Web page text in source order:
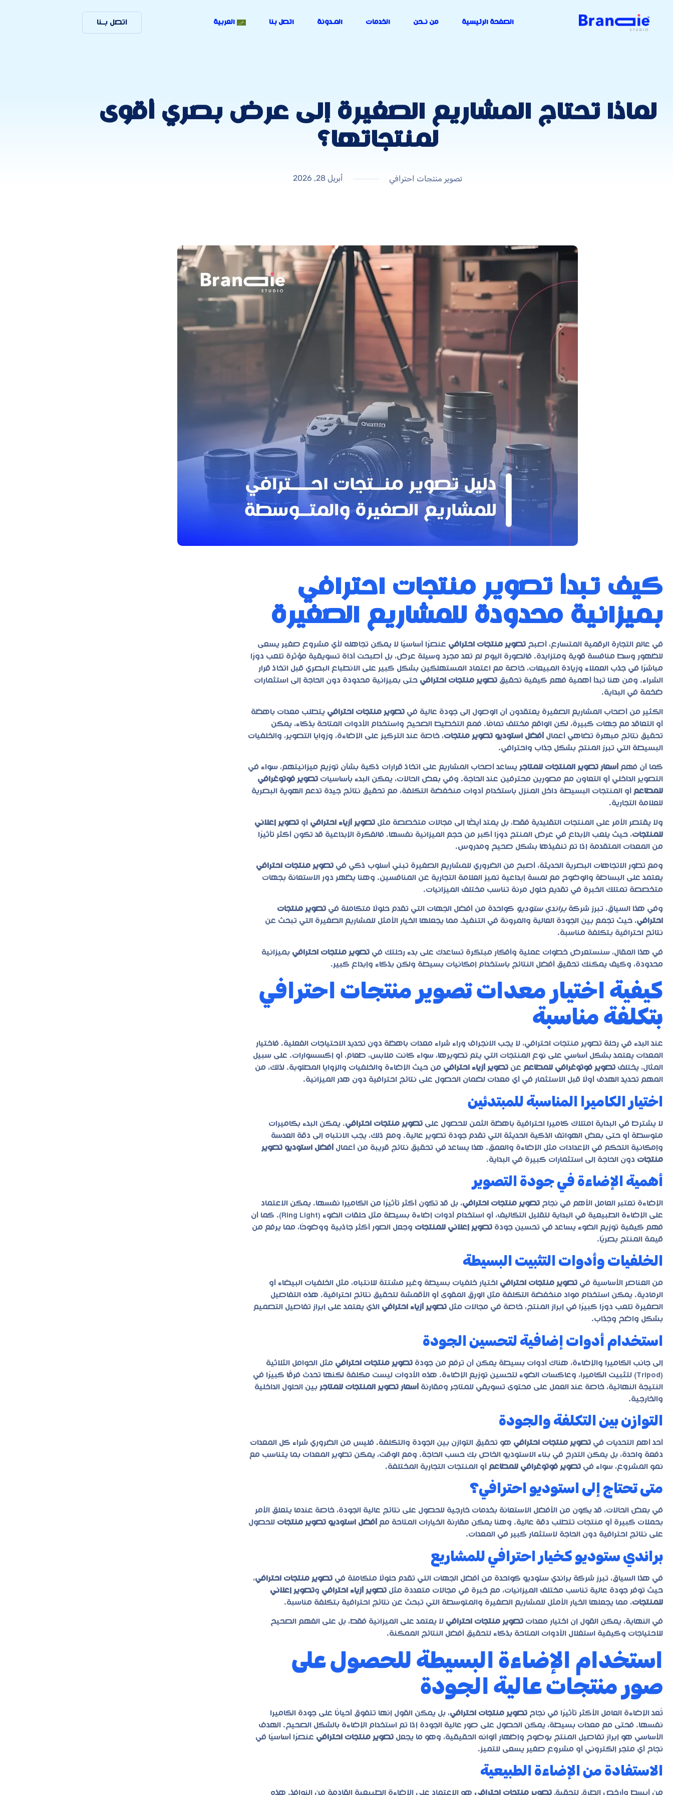
الصفحة الرئيسية من نـحن الخدمات المـدونة اتصل بنا العربية اتصل بـنا
لماذا تحتاج المشاريع الصغيرة إلى عرض بصري أقوى
لمنتجاتها؟
تصوير منتجات احترافي أبريل 28, 2026
كيف تبدأ تصوير منتجات احترافي
بميزانية محدودة للمشاريع الصغيرة
في عالم التجارة الرقمية المتسارع، أصبح تصوير منتجات احترافي عنصرًا أساسيًا لا يمكن تجاهله لأي مشروع صغير يسعى
للظهور وسط منافسة قوية ومتزايدة. فالصورة اليوم لم تعد مجرد وسيلة عرض، بل أصبحت أداة تسويقية مؤثرة تلعب دورًا
مباشرًا في جذب العملاء وزيادة المبيعات، خاصة مع اعتماد المستهلكين بشكل كبير على الانطباع البصري قبل اتخاذ قرار
الشراء. ومن هنا تبدأ أهمية فهم كيفية تحقيق تصوير منتجات احترافي حتى بميزانية محدودة دون الحاجة إلى استثمارات
ضخمة في البداية.
الكثير من أصحاب المشاريع الصغيرة يعتقدون أن الوصول إلى جودة عالية في تصوير منتجات احترافي يتطلب معدات باهظة
أو التعاقد مع جهات كبيرة، لكن الواقع مختلف تمامًا. فمع التخطيط الصحيح واستخدام الأدوات المتاحة بذكاء، يمكن
تحقيق نتائج مبهرة تضاهي أعمال أفضل استوديو تصوير منتجات، خاصة عند التركيز على الإضاءة، وزوايا التصوير، والخلفيات
البسيطة التي تبرز المنتج بشكل جذاب واحترافي.
كما أن فهم أسعار تصوير المنتجات للمتاجر يساعد أصحاب المشاريع على اتخاذ قرارات ذكية بشأن توزيع ميزانيتهم، سواء في
التصوير الداخلي أو التعاون مع مصورين محترفين عند الحاجة. وفي بعض الحالات، يمكن البدء بأساسيات تصوير فوتوغرافي
للمطاعم أو المنتجات البسيطة داخل المنزل باستخدام أدوات منخفضة التكلفة، مع تحقيق نتائج جيدة تدعم الهوية البصرية
للعلامة التجارية.
ولا يقتصر الأمر على المنتجات التقليدية فقط، بل يمتد أيضًا إلى مجالات متخصصة مثل تصوير أزياء احترافي أو تصوير إعلاني
للمنتجات، حيث يلعب الإبداع في عرض المنتج دورًا أكبر من حجم الميزانية نفسها. فالفكرة الإبداعية قد تكون أكثر تأثيرًا
من المعدات المتقدمة إذا تم تنفيذها بشكل صحيح ومدروس.
ومع تطور الاتجاهات البصرية الحديثة، أصبح من الضروري للمشاريع الصغيرة تبني أسلوب ذكي في تصوير منتجات احترافي
يعتمد على البساطة والوضوح مع لمسة إبداعية تميز العلامة التجارية عن المنافسين. وهنا يظهر دور الاستعانة بجهات
متخصصة تمتلك الخبرة في تقديم حلول مرنة تناسب مختلف الميزانيات.
وفي هذا السياق، تبرز شركةبراندي ستوديو كواحدة من أفضل الجهات التي تقدم حلولًا متكاملة في تصوير منتجات
احترافي، حيث تجمع بين الجودة العالية والمرونة في التنفيذ، مما يجعلها الخيار الأمثل للمشاريع الصغيرة التي تبحث عن
نتائج احترافية بتكلفة مناسبة.
في هذا المقال، سنستعرض خطوات عملية وأفكار مبتكرة تساعدك على بدء رحلتك في تصوير منتجات احترافي بميزانية
محدودة، وكيف يمكنك تحقيق أفضل النتائج باستخدام إمكانيات بسيطة ولكن بذكاء وإبداع كبير.
كيفية اختيار معدات تصوير منتجات احترافي
بتكلفة مناسبة
عند البدء في رحلة تصوير منتجات احترافي، لا يجب الانجراف وراء شراء معدات باهظة دون تحديد الاحتياجات الفعلية. فاختيار
المعدات يعتمد بشكل أساسي على نوع المنتجات التي يتم تصويرها، سواء كانت ملابس، طعام، أو إكسسوارات. على سبيل
المثال، يختلف تصوير فوتوغرافي للمطاعم عن تصوير أزياء احترافي من حيث الإضاءة والخلفيات والزوايا المطلوبة. لذلك، من
المهم تحديد الهدف أولًا قبل الاستثمار في أي معدات لضمان الحصول على نتائج احترافية دون هدر الميزانية.
اختيار الكاميرا المناسبة للمبتدئين
لا يشترط في البداية امتلاك كاميرا احترافية باهظة الثمن للحصول على تصوير منتجات احترافي. يمكن البدء بكاميرات
متوسطة أو حتى بعض الهواتف الذكية الحديثة التي تقدم جودة تصوير عالية. ومع ذلك، يجب الانتباه إلى دقة العدسة
وإمكانية التحكم في الإعدادات مثل الإضاءة والعمق. هذا يساعد في تحقيق نتائج قريبة من أعمال أفضل استوديو تصوير
منتجات دون الحاجة إلى استثمارات كبيرة في البداية.
أهمية الإضاءة في جودة التصوير
الإضاءة تعتبر العامل الأهم في نجاح تصوير منتجات احترافي، بل قد تكون أكثر تأثيرًا من الكاميرا نفسها. يمكن الاعتماد
على الإضاءة الطبيعية في البداية لتقليل التكاليف، أو استخدام أدوات إضاءة بسيطة مثل حلقات الضوء (Ring Light). كما أن
فهم كيفية توزيع الضوء يساعد في تحسين جودة تصوير إعلاني للمنتجات وجعل الصور أكثر جاذبية ووضوحًا، مما يرفع من
قيمة المنتج بصريًا.
الخلفيات وأدوات التثبيت البسيطة
من العناصر الأساسية في تصوير منتجات احترافي اختيار خلفيات بسيطة وغير مشتتة للانتباه، مثل الخلفيات البيضاء أو
الرمادية. يمكن استخدام مواد منخفضة التكلفة مثل الورق المقوى أو الأقمشة لتحقيق نتائج احترافية. هذه التفاصيل
الصغيرة تلعب دورًا كبيرًا في إبراز المنتج، خاصة في مجالات مثل تصوير أزياء احترافي الذي يعتمد على إبراز تفاصيل التصميم
بشكل واضح وجذاب.
استخدام أدوات إضافية لتحسين الجودة
إلى جانب الكاميرا والإضاءة، هناك أدوات بسيطة يمكن أن ترفع من جودة تصوير منتجات احترافي مثل الحوامل الثلاثية
(Tripod) لتثبيت الكاميرا، وعاكسات الضوء لتحسين توزيع الإضاءة. هذه الأدوات ليست مكلفة لكنها تحدث فرقًا كبيرًا في
النتيجة النهائية، خاصة عند العمل على محتوى تسويقي للمتاجر ومقارنة أسعار تصوير المنتجات للمتاجر بين الحلول الداخلية
والخارجية.
التوازن بين التكلفة والجودة
أحد أهم التحديات في تصوير منتجات احترافي هو تحقيق التوازن بين الجودة والتكلفة. فليس من الضروري شراء كل المعدات
دفعة واحدة، بل يمكن التدرج في بناء الاستوديو الخاص بك حسب الحاجة. ومع الوقت، يمكن تطوير المعدات بما يتناسب مع
نمو المشروع، سواء في تصوير فوتوغرافي للمطاعم أو المنتجات التجارية المختلفة.
متى تحتاج إلى استوديو احترافي؟
في بعض الحالات، قد يكون من الأفضل الاستعانة بخدمات خارجية للحصول على نتائج عالية الجودة، خاصة عندما يتعلق الأمر
بحملات كبيرة أو منتجات تتطلب دقة عالية. وهنا يمكن مقارنة الخيارات المتاحة مع أفضل استوديو تصوير منتجات للحصول
على نتائج احترافية دون الحاجة لاستثمار كبير في المعدات.
براندي ستوديو كخيار احترافي للمشاريع
في هذا السياق، تبرز شركة براندي ستوديو كواحدة من أفضل الجهات التي تقدم حلولًا متكاملة في تصوير منتجات احترافي،
حيث توفر جودة عالية تناسب مختلف الميزانيات، مع خبرة في مجالات متعددة مثل تصوير أزياء احترافي وتصوير إعلاني
للمنتجات، مما يجعلها الخيار الأمثل للمشاريع الصغيرة والمتوسطة التي تبحث عن نتائج احترافية بتكلفة مناسبة.
في النهاية، يمكن القول إن اختيار معدات تصوير منتجات احترافي لا يعتمد على الميزانية فقط، بل على الفهم الصحيح
للاحتياجات وكيفية استغلال الأدوات المتاحة بذكاء لتحقيق أفضل النتائج الممكنة.
استخدام الإضاءة البسيطة للحصول على
صور منتجات عالية الجودة
تُعد الإضاءة العامل الأكثر تأثيرًا في نجاح تصوير منتجات احترافي، بل يمكن القول إنها تتفوق أحيانًا على جودة الكاميرا
نفسها. فحتى مع معدات بسيطة، يمكن الحصول على صور عالية الجودة إذا تم استخدام الإضاءة بالشكل الصحيح. الهدف
الأساسي هو إبراز تفاصيل المنتج بوضوح وإظهار ألوانه الحقيقية، وهو ما يجعل تصوير منتجات احترافي عنصرًا أساسيًا في
نجاح أي متجر إلكتروني أو مشروع صغير يسعى للتميز.
الاستفادة من الإضاءة الطبيعية
من أبسط وأرخص الطرق لتحقيق تصوير منتجات احترافي هو الاعتماد على الإضاءة الطبيعية القادمة من النوافذ. هذه